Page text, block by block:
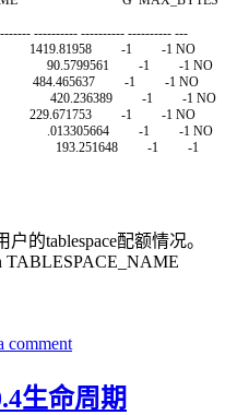
------ ---------- ---------- ---------- ---
1419.81958 -1 -1 NO
90.5799561 -1 -1 NO
484.465637 -1 -1 NO
420.236389 -1 -1 NO
229.671753 -1 -1 NO
.013305664 -1 -1 NO
193.251648 -1 -1
的tablespace配额情况。
TABLESPACE_NAME
comment
生命周期